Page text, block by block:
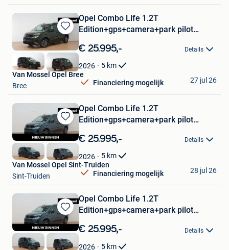
Bewaren
in
Mijn
Favorieten
Opel Combo Life 1.2T
Edition+gps+camera+park pilot
€ 25.995,- Details
2026 5 km
Financiering mogelijk
Van Mossel Opel Bree
Bree
27 jul 26
Bewaren
in
Mijn
Favorieten
Opel Combo Life 1.2T
Edition+gps+camera+park pilot
€ 25.995,- Details
2026 5 km
Financiering mogelijk
Van Mossel Opel Sint-Truiden
Sint-Truiden
28 jul 26
Bewaren
in
Mijn
Favorieten
Opel Combo Life 1.2T
Edition+gps+camera+park pilot
€ 25.995,- Details
2026 5 km